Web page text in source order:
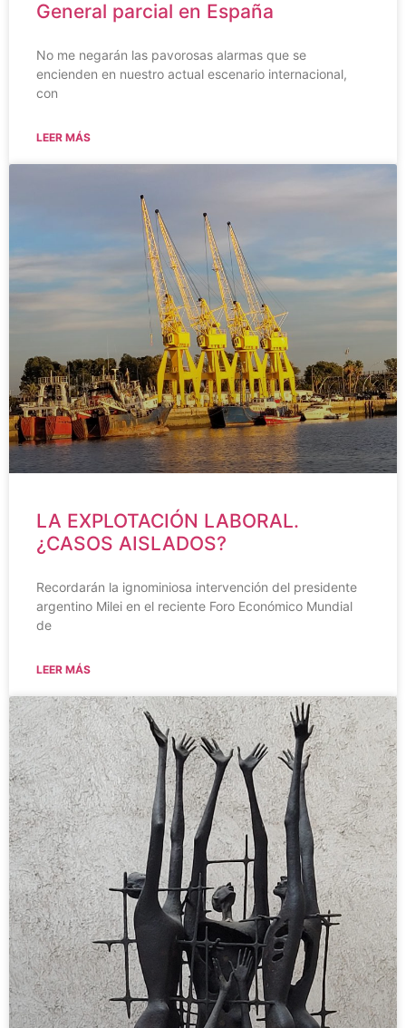
General parcial en España
No me negarán las pavorosas alarmas que se
encienden en nuestro actual escenario internacional,
con
LEER MÁS
LA EXPLOTACIÓN LABORAL.
¿CASOS AISLADOS?
Recordarán la ignominiosa intervención del presidente
argentino Milei en el reciente Foro Económico Mundial
de
LEER MÁS